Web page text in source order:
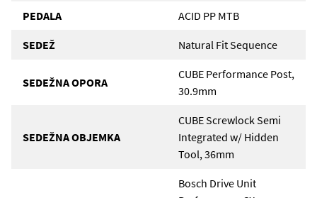
PEDALA ACID PP MTB
SEDEŽ Natural Fit Sequence
SEDEŽNA OPORA
CUBE Performance Post,
30.9mm
SEDEŽNA OBJEMKA
CUBE Screwlock Semi
Integrated w/ Hidden
Tool, 36mm
Bosch Drive Unit